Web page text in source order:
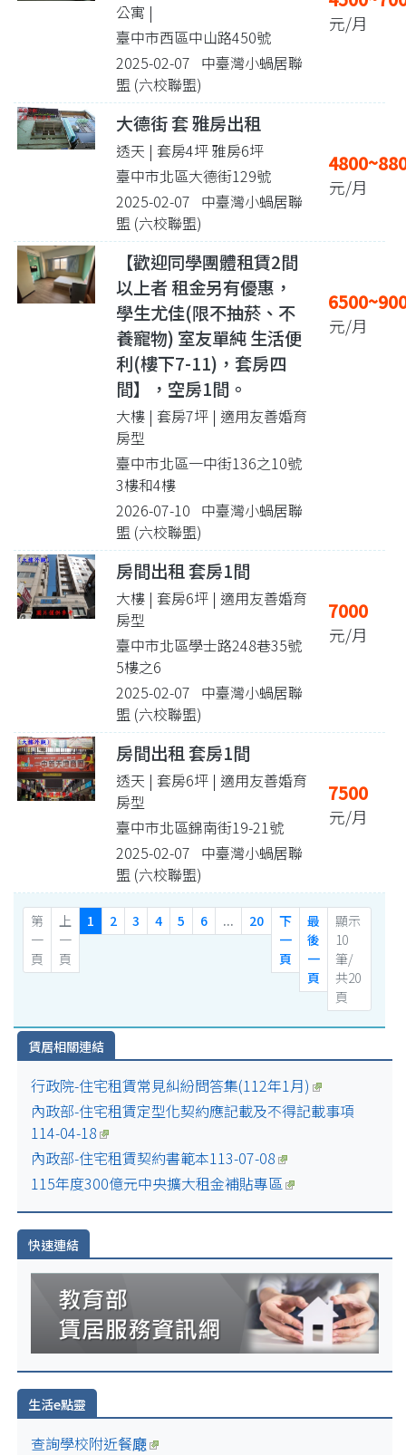
公寓 |
臺中市西區中山路450號
2025-02-07 中臺灣小蝸居聯
盟 (六校聯盟)
元/月
大德街 套 雅房出租
透天 | 套房4坪 雅房6坪
臺中市北區大德街129號
2025-02-07 中臺灣小蝸居聯
盟 (六校聯盟)
元/月
【歡迎同學團體租賃2間
以上者 租金另有優惠，
學生尤佳(限不抽菸、不
養寵物) 室友單純 生活便
利(樓下7-11)，套房四
間】，空房1間。
大樓 | 套房7坪 | 適用友善婚育
房型
臺中市北區一中街136之10號
3樓和4樓
2026-07-10 中臺灣小蝸居聯
盟 (六校聯盟)
元/月
房間出租 套房1間
大樓 | 套房6坪 | 適用友善婚育
房型
臺中市北區學士路248巷35號
5樓之6
2025-02-07 中臺灣小蝸居聯
盟 (六校聯盟)
7000
元/月
房間出租 套房1間
透天 | 套房6坪 | 適用友善婚育
房型
臺中市北區錦南街19-21號
2025-02-07 中臺灣小蝸居聯
盟 (六校聯盟)
7500
元/月
第
一
頁
上
一
頁
1 2 3 4 5 6 ... 20
下
一
頁
最
後
一
頁
顯示
10
筆/
共20
頁
賃居相關連結
行政院-住宅租賃常見糾紛問答集(112年1月)
內政部-住宅租賃定型化契約應記載及不得記載事項
114-04-18
內政部-住宅租賃契約書範本113-07-08
115年度300億元中央擴大租金補貼專區
快速連結
生活e點靈
查詢學校附近餐廰